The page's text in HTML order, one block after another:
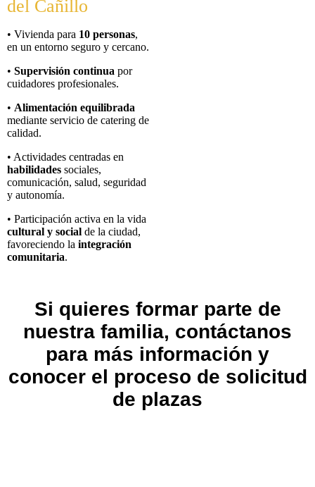
del Cañillo
• Vivienda para 10 personas,
en un entorno seguro y cercano.
• Supervisión continua por
cuidadores profesionales.
• Alimentación equilibrada
mediante servicio de catering de
calidad.
• Actividades centradas en
habilidades sociales,
comunicación, salud, seguridad
y autonomía.
• Participación activa en la vida
cultural y social de la ciudad,
favoreciendo la integración
comunitaria.
Si quieres formar parte de
nuestra familia, contáctanos
para más información y
conocer el proceso de solicitud
de plazas